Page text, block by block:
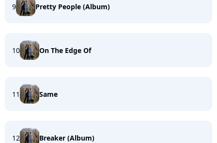
9 Pretty People (Album)
10 On The Edge Of
11 Same
12 Breaker (Album)